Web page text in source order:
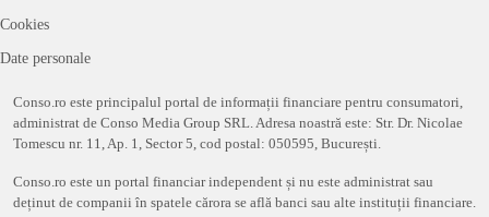
Cookies
Date personale
Conso.ro este principalul portal de informații financiare pentru consumatori,
administrat de Conso Media Group SRL. Adresa noastră este: Str. Dr. Nicolae
Tomescu nr. 11, Ap. 1, Sector 5, cod postal: 050595, București.
Conso.ro este un portal financiar independent și nu este administrat sau
deținut de companii în spatele cărora se află banci sau alte instituții financiare.